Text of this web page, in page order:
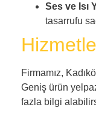
Ses ve Isı
tasarrufu
Firmamız,
Geniş ürün
fazla bilgi